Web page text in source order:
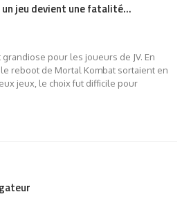
jeu devient une fatalité…
pour les joueurs de JV. En
reboot de Mortal Kombat sortaient en
jeux, le choix fut difficile pour